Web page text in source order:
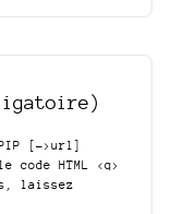
[->url]
code HTML <q>
laissez